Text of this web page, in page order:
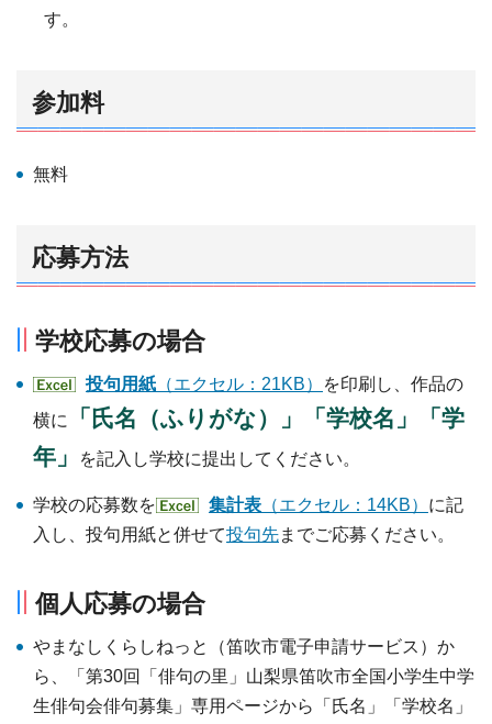
す。
参加料
無料
応募方法
学校応募の場合
投句用紙 （エクセル：21KB）
を印刷し、作品の
横に
「氏名（ふりがな）」「学校名」「学
年」
を記入し学校に提出してください。
学校の応募数を 集計表 （エクセル：14KB） に記
入し、投句用紙と併せて投句先までご応募ください。
個人応募の場合
やまなしくらしねっと（笛吹市電子申請サービス）か
ら、「第30回「俳句の里」山梨県笛吹市全国小学生中学
生俳句会俳句募集」専用ページから「氏名」「学校名」